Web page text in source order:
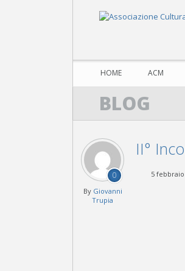
HOME ACM
BLOG
II°
0
By Giovanni
Trupia
5 febbraio